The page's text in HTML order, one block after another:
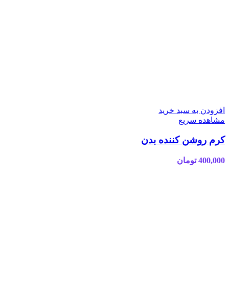
افزودن به سبد خرید
مشاهده سریع
کرم روشن کننده بدن
400,000 تومان